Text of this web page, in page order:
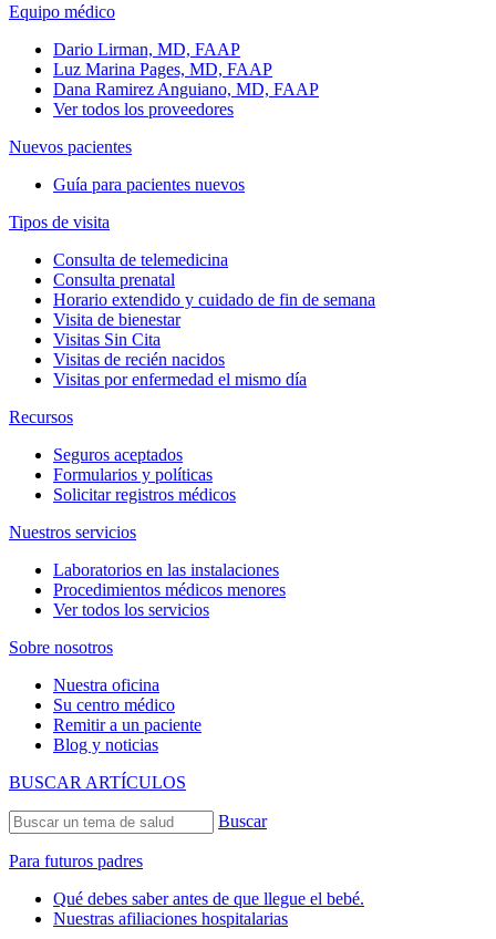
Equipo médico
Dario Lirman, MD, FAAP
Luz Marina Pages, MD, FAAP
Dana Ramirez Anguiano, MD, FAAP
Ver todos los proveedores
Nuevos pacientes
Guía para pacientes nuevos
Tipos de visita
Consulta de telemedicina
Consulta prenatal
Horario extendido y cuidado de fin de semana
Visita de bienestar
Visitas Sin Cita
Visitas de recién nacidos
Visitas por enfermedad el mismo día
Recursos
Seguros aceptados
Formularios y políticas
Solicitar registros médicos
Nuestros servicios
Laboratorios en las instalaciones
Procedimientos médicos menores
Ver todos los servicios
Sobre nosotros
Nuestra oficina
Su centro médico
Remitir a un paciente
Blog y noticias
BUSCAR ARTÍCULOS
Buscar
Para futuros padres
Qué debes saber antes de que llegue el bebé.
Nuestras afiliaciones hospitalarias